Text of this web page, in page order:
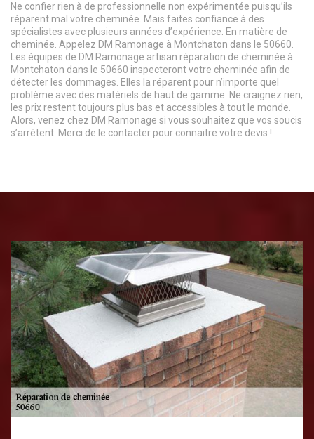
Ne confier rien à de professionnelle non expérimentée puisqu’ils
réparent mal votre cheminée. Mais faites confiance à des
spécialistes avec plusieurs années d’expérience. En matière de
cheminée. Appelez DM Ramonage à Montchaton dans le 50660.
Les équipes de DM Ramonage artisan réparation de cheminée à
Montchaton dans le 50660 inspecteront votre cheminée afin de
détecter les dommages. Elles la réparent pour n’importe quel
problème avec des matériels de haut de gamme. Ne craignez rien,
les prix restent toujours plus bas et accessibles à tout le monde.
Alors, venez chez DM Ramonage si vous souhaitez que vos soucis
s’arrêtent. Merci de le contacter pour connaitre votre devis !